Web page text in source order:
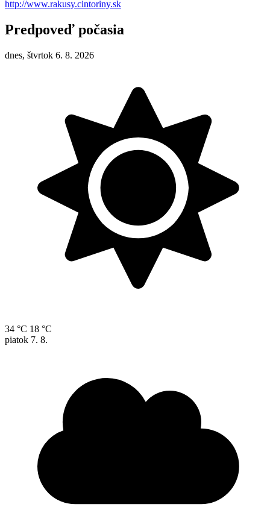
http://www.rakusy.cintoriny.sk
Predpoveď počasia
dnes, štvrtok 6. 8. 2026
34 °C 18 °C
piatok 7. 8.